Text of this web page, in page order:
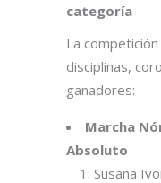
categoría
La
disciplinas,
ganadores:
Marcha
Absoluto
Susana